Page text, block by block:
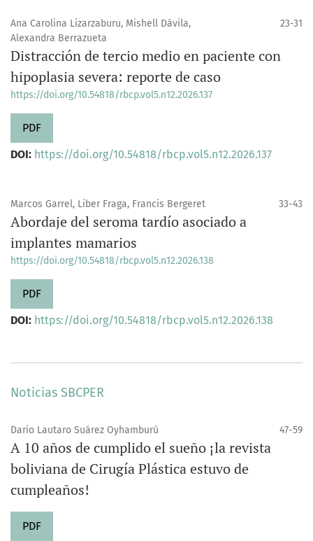
Ana Carolina Lizarzaburu, Mishell Dávila,
Alexandra Berrazueta
23-31
Distracción de tercio medio en paciente con
hipoplasia severa: reporte de caso
https://doi.org/10.54818/rbcp.vol5.n12.2026.137
PDF
DOI: https://doi.org/10.54818/rbcp.vol5.n12.2026.137
Marcos Garrel, Liber Fraga, Francis Bergeret 33-43
Abordaje del seroma tardío asociado a
implantes mamarios
https://doi.org/10.54818/rbcp.vol5.n12.2026.138
PDF
DOI: https://doi.org/10.54818/rbcp.vol5.n12.2026.138
Noticias SBCPER
Dario Lautaro Suárez Oyhamburú 47-59
A 10 años de cumplido el sueño ¡la revista
boliviana de Cirugía Plástica estuvo de
cumpleaños!
PDF